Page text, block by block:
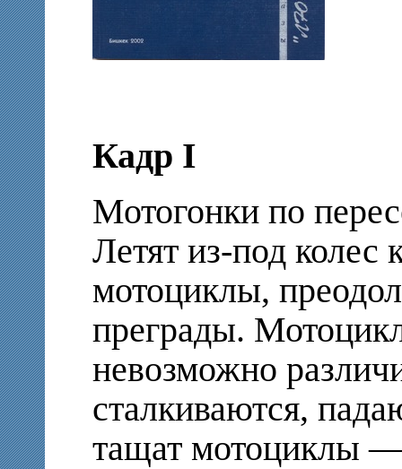
Кадр I
Мотогонки по
Летят из-под колес
мотоциклы,
преграды.
невозможно
сталкиваются,
тащат мотоциклы